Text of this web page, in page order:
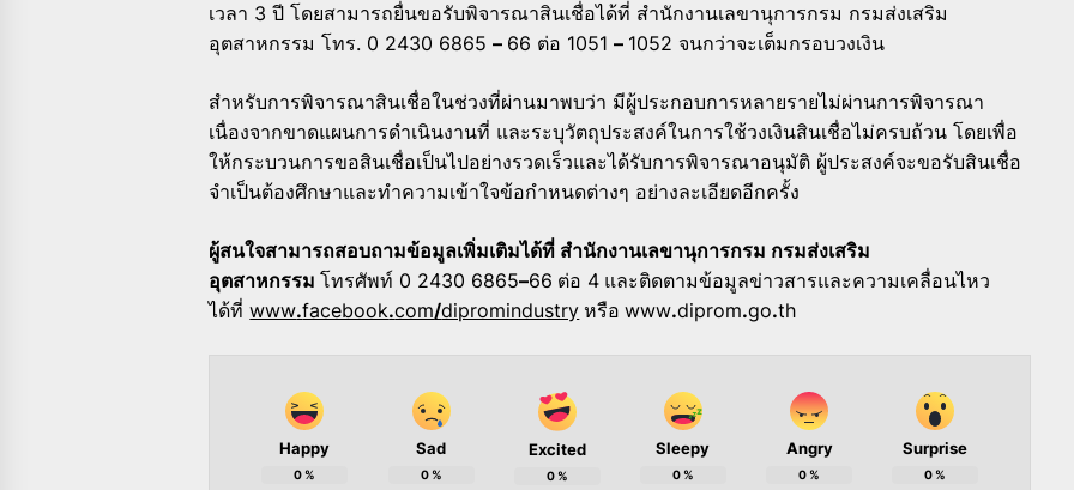
เวลา 3 ปี โดยสามารถยื่นขอรับพิจารณาสินเชื่อได้ที่ สำนักงานเลขานุการกรม กรมส่งเสริม
อุตสาหกรรม โทร. 0 2430 6865– 66 ต่อ 1051– 1052 จนกว่าจะเต็มกรอบวงเงิน
สำหรับการพิจารณาสินเชื่อในช่วงที่ผ่านมาพบว่า มีผู้ประกอบการหลายรายไม่ผ่านการพิจารณา
เนื่องจากขาดแผนการดำเนินงานที่ และระบุวัตถุประสงค์ในการใช้วงเงินสินเชื่อไม่ครบถ้วน โดยเพื่อ
ให้กระบวนการขอสินเชื่อเป็นไปอย่างรวดเร็วและได้รับการพิจารณาอนุมัติ ผู้ประสงค์จะขอรับสินเชื่อ
จำเป็นต้องศึกษาและทำความเข้าใจข้อกำหนดต่างๆ อย่างละเอียดอีกครั้ง
ผู้สนใจสามารถสอบถามข้อมูลเพิ่มเติมได้ที่ สำนักงานเลขานุการกรม กรมส่งเสริม
อุตสาหกรรมโทรศัพท์ 0 2430 6865–66 ต่อ 4 และติดตามข้อมูลข่าวสารและความเคลื่อนไหว
ได้ที่www.facebook.com/dipromindustry หรือ www.diprom.go.th
Happy
0%
Sad
0%
Excited
0%
Sleepy
0%
Angry
0%
Surprise
0%